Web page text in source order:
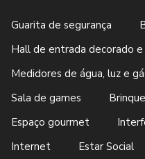
Guarita de segurança
Hall de entrada decorado
Medidores de água, luz e
Sala de games
Espaço gourmet
Internet
Estar Social